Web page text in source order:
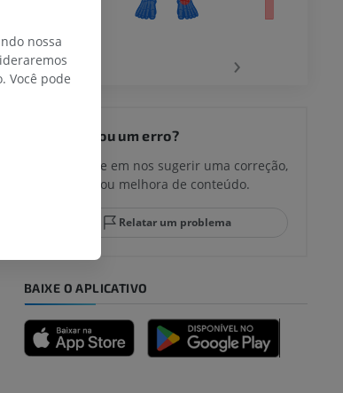
›
Encontrou um erro?
Não hesite em nos sugerir uma correção,
tradução ou melhora de conteúdo.
Relatar um problema
BAIXE O APLICATIVO
nossa
Você pode